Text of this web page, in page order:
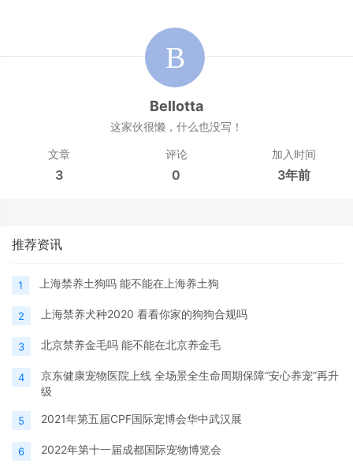
Bellotta
这家伙很懒，什么也没写！
文章
3
评论
0
加入时间
3年前
推荐资讯
1 上海禁养土狗吗 能不能在上海养土狗
2 上海禁养犬种2020 看看你家的狗狗合规吗
3 北京禁养金毛吗 能不能在北京养金毛
4
京东健康宠物医院上线 全场景全生命周期保障“安心养宠”再升
级
5 2021年第五届CPF国际宠博会华中武汉展
6 2022年第十一届成都国际宠物博览会